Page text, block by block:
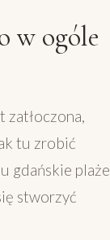
w ogóle
zatłoczona,
tu zrobić
gdańskie plaże
stworzyć